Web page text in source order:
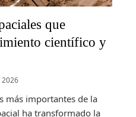
que
científico y
2026
más importantes de la
ha transformado la